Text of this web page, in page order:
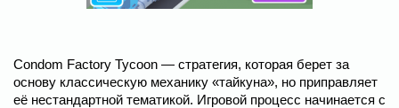
Condom Factory Tycoon ― стратегия, которая берет за
основу классическую механику «тайкуна», но приправляет
её нестандартной тематикой. Игровой процесс начинается с